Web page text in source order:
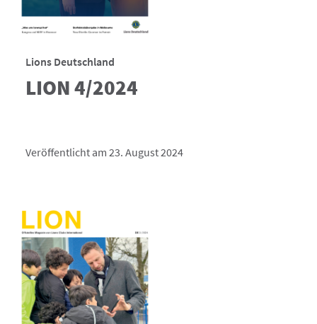
Lions Deutschland
LION 4/2024
Veröffentlicht am 23. August 2024